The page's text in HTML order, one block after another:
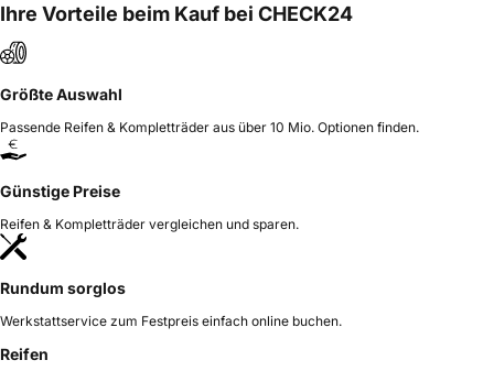
Ihre Vorteile beim Kauf bei CHECK24
Größte Auswahl
Passende Reifen & Kompletträder aus über 10 Mio. Optionen finden.
Günstige Preise
Reifen & Kompletträder vergleichen und sparen.
Rundum sorglos
Werkstattservice zum Festpreis einfach online buchen.
Reifen